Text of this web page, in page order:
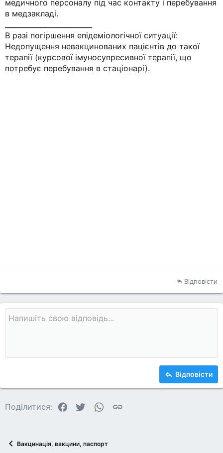
медичного персоналу під час контакту і перебування
в медзакладі.
В разі погіршення епідеміологічної ситуації:
Недопущення невакцинованих пацієнтів до такої
терапії (курсової імуносупресивної терапії, що
потребує перебування в стаціонарі).
Відповісти
Відповісти
Поділитися: Facebook
TwitterWhatsApp
Вакцинація, вакцини, паспорт